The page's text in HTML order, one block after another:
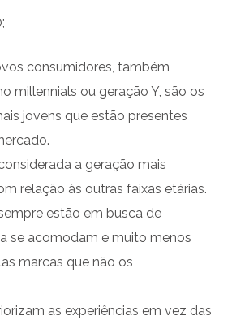
consumidores, também
millennials ou geração Y, são os
jovens que estão presentes
a geração mais
relação às outras faixas etárias.
estão em busca de
se acomodam e muito menos
marcas que não os
as experiências em vez das